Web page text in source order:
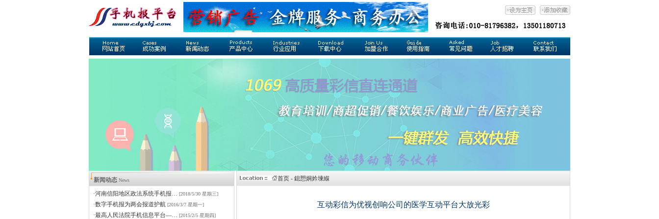
新闻动态 News
·河南信阳地区政法系统手机报… [2018/5/30 星期三]
·数字手机报为两会报道护航 [2016/3/7 星期一]
·最高人民法院手机信息平台—… [2015/2/5 星期四]
首页 - 鎴愬姛妗堜緥
互动彩信为优视创响公司的医学互动平台大放光彩